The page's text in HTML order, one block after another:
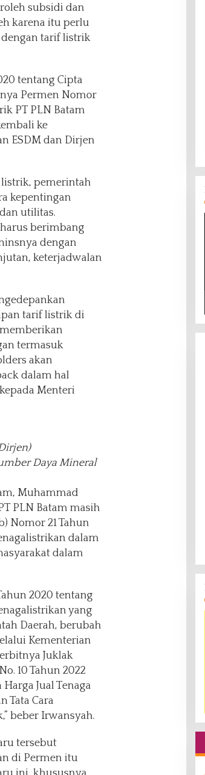
subsidi dan
karena itu perlu
tarif listrik
tentang Cipta
Permen Nomor
PT PLN Batam
ke
ESDM dan Dirjen
listrik, pemerintah
kepentingan
utilitas.
berimbang
dengan
keterjadwalan
tarif listrik di
termasuk
akan
dalam hal
Menteri
Daya Mineral
Muhammad
PLN Batam masih
Nomor 21 Tahun
dalam
dalam
2020 tentang
yang
Daerah, berubah
Kementerian
Juklak
10 Tahun 2022
Jual Tenaga
Tata Cara
beber Irwansyah.
tersebut
di Permen itu